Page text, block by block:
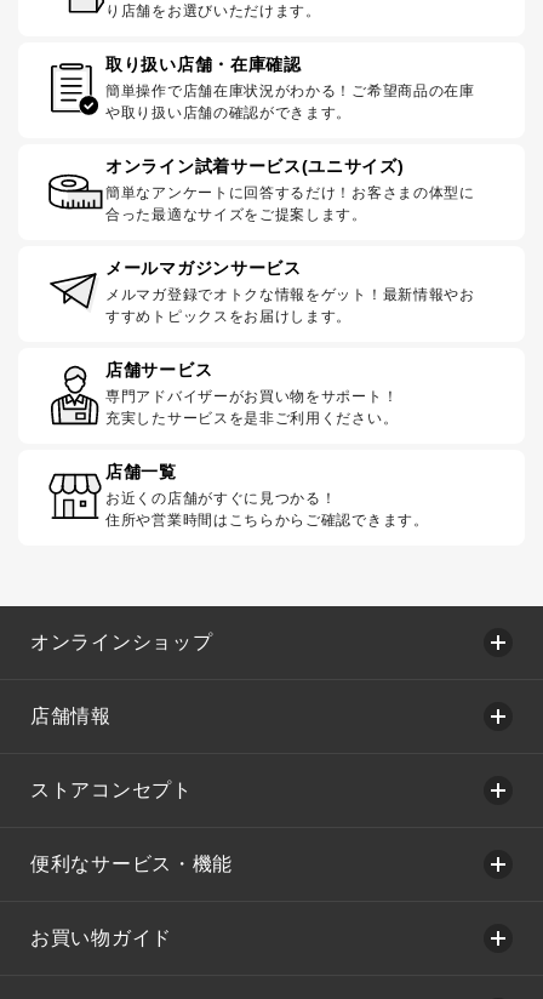
り店舗をお選びいただけます。
取り扱い店舗・在庫確認
簡単操作で店舗在庫状況がわかる！ご希望商品の在庫
や取り扱い店舗の確認ができます。
オンライン試着サービス(ユニサイズ)
簡単なアンケートに回答するだけ！お客さまの体型に
合った最適なサイズをご提案します。
メールマガジンサービス
メルマガ登録でオトクな情報をゲット！最新情報やお
すすめトピックスをお届けします。
店舗サービス
専門アドバイザーがお買い物をサポート！
充実したサービスを是非ご利用ください。
店舗一覧
お近くの店舗がすぐに見つかる！
住所や営業時間はこちらからご確認できます。
オンラインショップ
店舗情報
ストアコンセプト
便利なサービス・機能
お買い物ガイド